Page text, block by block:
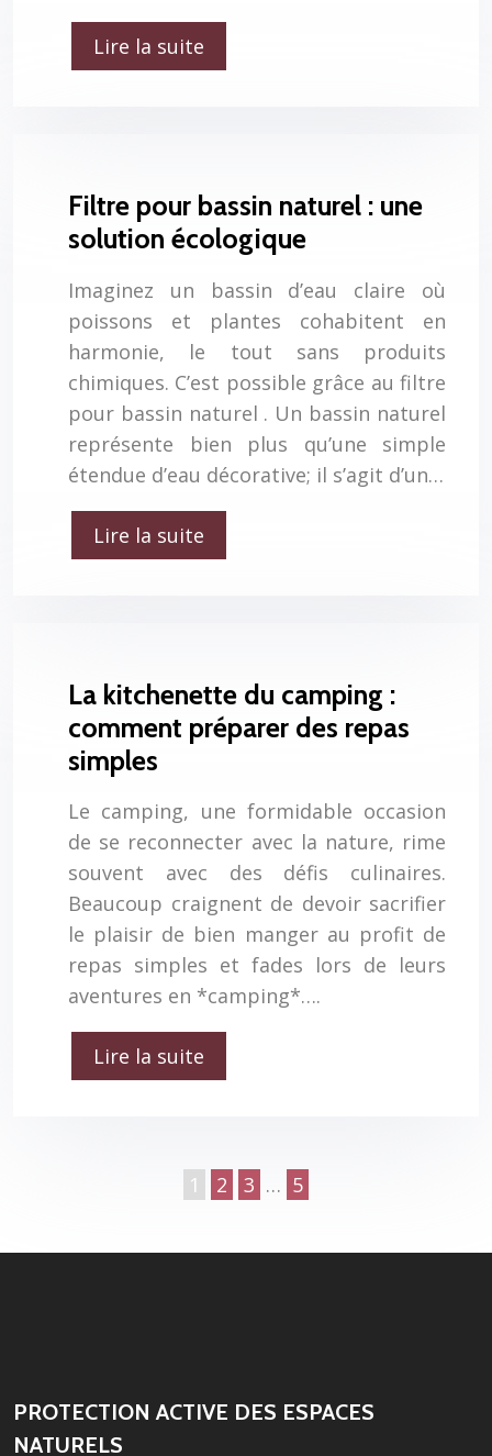
Lire la suite
Filtre pour bassin naturel : une
solution écologique
Imaginez un bassin d’eau claire où
poissons et plantes cohabitent en
harmonie, le tout sans produits
chimiques. C’est possible grâce au filtre
pour bassin naturel . Un bassin naturel
représente bien plus qu’une simple
étendue d’eau décorative; il s’agit d’un…
Lire la suite
La kitchenette du camping :
comment préparer des repas
simples
Le camping, une formidable occasion
de se reconnecter avec la nature, rime
souvent avec des défis culinaires.
Beaucoup craignent de devoir sacrifier
le plaisir de bien manger au profit de
repas simples et fades lors de leurs
aventures en *camping*….
Lire la suite
1 2 3 … 5
PROTECTION ACTIVE DES ESPACES
NATURELS